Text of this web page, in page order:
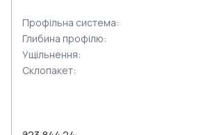
Профільна система:
Глибина профілю:
Ущільнення:
Склопакет: